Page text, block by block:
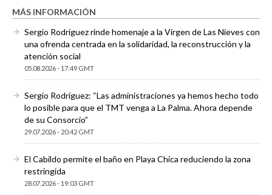
MÁS INFORMACIÓN
Sergio Rodríguez rinde homenaje a la Virgen de Las Nieves con
una ofrenda centrada en la solidaridad, la reconstrucción y la
atención social
05.08.2026 - 17:49 GMT
Sergio Rodríguez: “Las administraciones ya hemos hecho todo
lo posible para que el TMT venga a La Palma. Ahora depende
de su Consorcio”
29.07.2026 - 20:42 GMT
El Cabildo permite el baño en Playa Chica reduciendo la zona
restringida
28.07.2026 - 19:03 GMT